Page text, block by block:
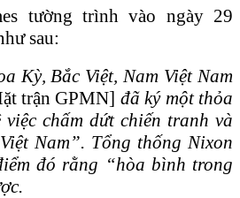
tường trình vào ngày 29
sau:
Kỳ, Bắc Việt, Nam Việt Nam
trận GPMN] đã ký một thỏa
chấm dứt chiến tranh và
Nam”. Tổng thống Nixon
đó rằng “hòa bình trong